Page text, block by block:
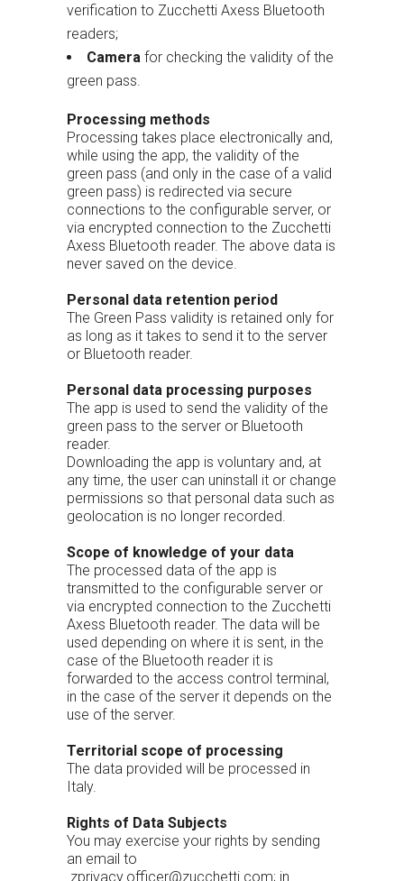
verification to Zucchetti Axess Bluetooth
readers;
Camera for checking the validity of the
green pass.
Processing methods
Processing takes place electronically and,
while using the app, the validity of the
green pass (and only in the case of a valid
green pass) is redirected via secure
connections to the configurable server, or
via encrypted connection to the Zucchetti
Axess Bluetooth reader. The above data is
never saved on the device.
Personal data retention period
The Green Pass validity is retained only for
as long as it takes to send it to the server
or Bluetooth reader.
Personal data processing purposes
The app is used to send the validity of the
green pass to the server or Bluetooth
reader.
Downloading the app is voluntary and, at
any time, the user can uninstall it or change
permissions so that personal data such as
geolocation is no longer recorded.
Scope of knowledge of your data
The processed data of the app is
transmitted to the configurable server or
via encrypted connection to the Zucchetti
Axess Bluetooth reader. The data will be
used depending on where it is sent, in the
case of the Bluetooth reader it is
forwarded to the access control terminal,
in the case of the server it depends on the
use of the server.
Territorial scope of processing
The data provided will be processed in
Italy.
Rights of Data Subjects
You may exercise your rights by sending
an email to
zprivacy.officer@zucchetti.com; in